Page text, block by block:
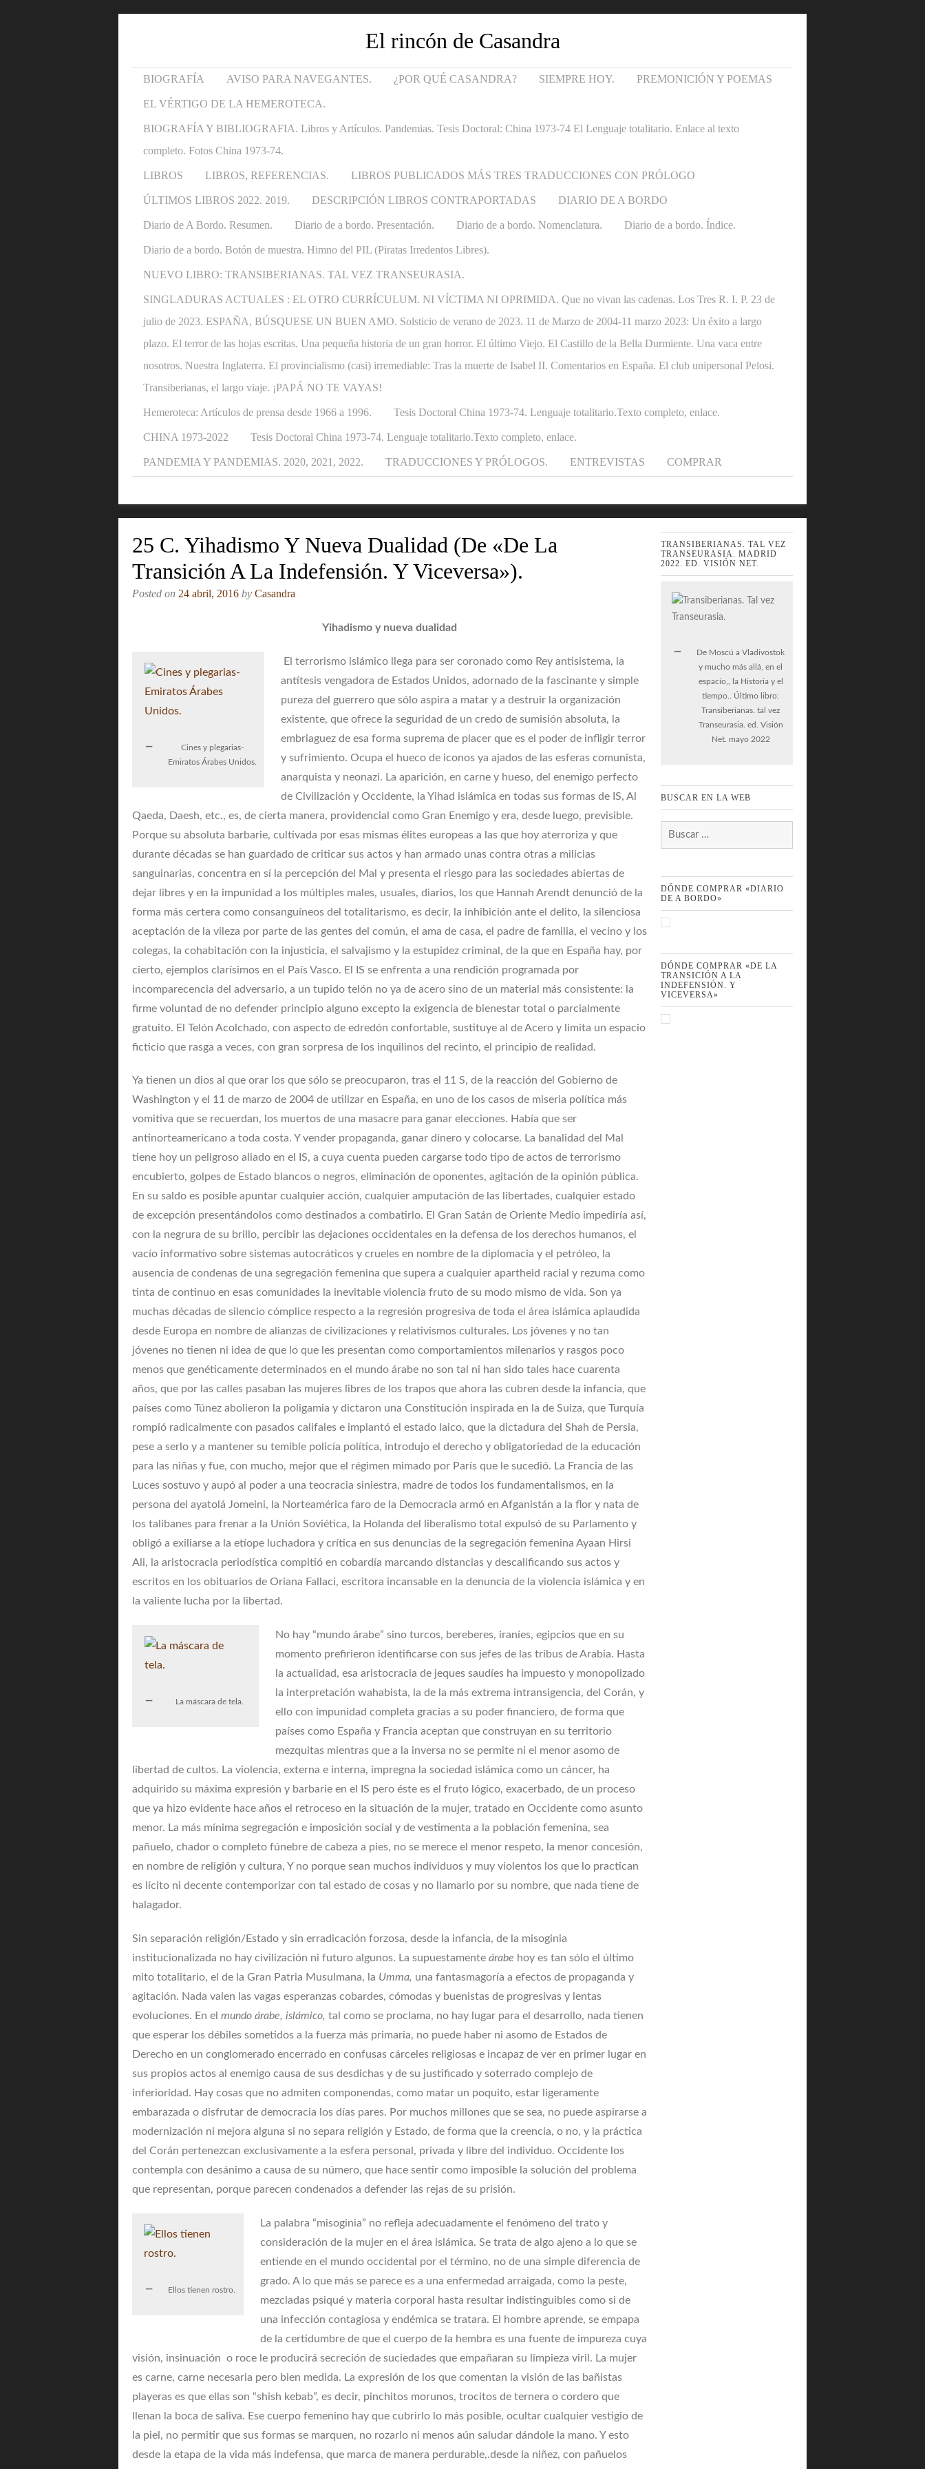
El rincón de Casandra
BIOGRAFÍA AVISO PARA NAVEGANTES. ¿POR QUÉ CASANDRA? SIEMPRE HOY. PREMONICIÓN Y POEMAS
EL VÉRTIGO DE LA HEMEROTECA.
BIOGRAFÍA Y BIBLIOGRAFIA. Libros y Artículos. Pandemias. Tesis Doctoral: China 1973-74 El Lenguaje totalitario. Enlace al texto
completo. Fotos China 1973-74.
LIBROS LIBROS, REFERENCIAS. LIBROS PUBLICADOS MÁS TRES TRADUCCIONES CON PRÓLOGO
ÚLTIMOS LIBROS 2022. 2019. DESCRIPCIÓN LIBROS CONTRAPORTADAS DIARIO DE A BORDO
Diario de A Bordo. Resumen. Diario de a bordo. Presentación. Diario de a bordo. Nomenclatura. Diario de a bordo. Índice.
Diario de a bordo. Botón de muestra. Himno del PIL (Piratas Irredentos Libres).
NUEVO LIBRO: TRANSIBERIANAS. TAL VEZ TRANSEURASIA.
SINGLADURAS ACTUALES : EL OTRO CURRÍCULUM. NI VÍCTIMA NI OPRIMIDA. Que no vivan las cadenas. Los Tres R. I. P. 23 de
julio de 2023. ESPAÑA, BÚSQUESE UN BUEN AMO. Solsticio de verano de 2023. 11 de Marzo de 2004-11 marzo 2023: Un éxito a largo
plazo. El terror de las hojas escritas. Una pequeña historia de un gran horror. El último Viejo. El Castillo de la Bella Durmiente. Una vaca entre
nosotros. Nuestra Inglaterra. El provincialismo (casi) irremediable: Tras la muerte de Isabel II. Comentarios en España. El club unipersonal Pelosi.
Transiberianas, el largo viaje. ¡PAPÁ NO TE VAYAS!
Hemeroteca: Artículos de prensa desde 1966 a 1996. Tesis Doctoral China 1973-74. Lenguaje totalitario.Texto completo, enlace.
CHINA 1973-2022 Tesis Doctoral China 1973-74. Lenguaje totalitario.Texto completo, enlace.
PANDEMIA Y PANDEMIAS. 2020, 2021, 2022. TRADUCCIONES Y PRÓLOGOS. ENTREVISTAS COMPRAR
25 C. Yihadismo Y Nueva Dualidad (de «De La
Transición A La Indefensión. Y Viceversa»).
Posted on 24 abril, 2016 by Casandra
Yihadismo y nueva dualidad
Cines y plegarias-
Emiratos Árabes Unidos.
El terrorismo islámico llega para ser coronado como Rey antisistema, la
antítesis vengadora de Estados Unidos, adornado de la fascinante y simple
pureza del guerrero que sólo aspira a matar y a destruir la organización
existente, que ofrece la seguridad de un credo de sumisión absoluta, la
embriaguez de esa forma suprema de placer que es el poder de infligir terror
y sufrimiento. Ocupa el hueco de iconos ya ajados de las esferas comunista,
anarquista y neonazi. La aparición, en carne y hueso, del enemigo perfecto
de Civilización y Occidente, la Yihad islámica en todas sus formas de IS, Al
Qaeda, Daesh, etc., es, de cierta manera, providencial como Gran Enemigo y era, desde luego, previsible.
Porque su absoluta barbarie, cultivada por esas mismas élites europeas a las que hoy aterroriza y que
durante décadas se han guardado de criticar sus actos y han armado unas contra otras a milicias
sanguinarias, concentra en sí la percepción del Mal y presenta el riesgo para las sociedades abiertas de
dejar libres y en la impunidad a los múltiples males, usuales, diarios, los que Hannah Arendt denunció de la
forma más certera como consanguíneos del totalitarismo, es decir, la inhibición ante el delito, la silenciosa
aceptación de la vileza por parte de las gentes del común, el ama de casa, el padre de familia, el vecino y los
colegas, la cohabitación con la injusticia, el salvajismo y la estupidez criminal, de la que en España hay, por
cierto, ejemplos clarísimos en el País Vasco. El IS se enfrenta a una rendición programada por
incomparecencia del adversario, a un tupido telón no ya de acero sino de un material más consistente: la
firme voluntad de no defender principio alguno excepto la exigencia de bienestar total o parcialmente
gratuito. El Telón Acolchado, con aspecto de edredón confortable, sustituye al de Acero y limita un espacio
ficticio que rasga a veces, con gran sorpresa de los inquilinos del recinto, el principio de realidad.
Ya tienen un dios al que orar los que sólo se preocuparon, tras el 11 S, de la reacción del Gobierno de
Washington y el 11 de marzo de 2004 de utilizar en España, en uno de los casos de miseria política más
vomitiva que se recuerdan, los muertos de una masacre para ganar elecciones. Había que ser
antinorteamericano a toda costa. Y vender propaganda, ganar dinero y colocarse. La banalidad del Mal
tiene hoy un peligroso aliado en el IS, a cuya cuenta pueden cargarse todo tipo de actos de terrorismo
encubierto, golpes de Estado blancos o negros, eliminación de oponentes, agitación de la opinión pública.
En su saldo es posible apuntar cualquier acción, cualquier amputación de las libertades, cualquier estado
de excepción presentándolos como destinados a combatirlo. El Gran Satán de Oriente Medio impediría así,
con la negrura de su brillo, percibir las dejaciones occidentales en la defensa de los derechos humanos, el
vacío informativo sobre sistemas autocráticos y crueles en nombre de la diplomacia y el petróleo, la
ausencia de condenas de una segregación femenina que supera a cualquier apartheid racial y rezuma como
tinta de continuo en esas comunidades la inevitable violencia fruto de su modo mismo de vida. Son ya
muchas décadas de silencio cómplice respecto a la regresión progresiva de toda el área islámica aplaudida
desde Europa en nombre de alianzas de civilizaciones y relativismos culturales. Los jóvenes y no tan
jóvenes no tienen ni idea de que lo que les presentan como comportamientos milenarios y rasgos poco
menos que genéticamente determinados en el mundo árabe no son tal ni han sido tales hace cuarenta
años, que por las calles pasaban las mujeres libres de los trapos que ahora las cubren desde la infancia, que
países como Túnez abolieron la poligamia y dictaron una Constitución inspirada en la de Suiza, que Turquía
rompió radicalmente con pasados califales e implantó el estado laico, que la dictadura del Shah de Persia,
pese a serlo y a mantener su temible policía política, introdujo el derecho y obligatoriedad de la educación
para las niñas y fue, con mucho, mejor que el régimen mimado por París que le sucedió. La Francia de las
Luces sostuvo y aupó al poder a una teocracia siniestra, madre de todos los fundamentalismos, en la
persona del ayatolá Jomeini, la Norteamérica faro de la Democracia armó en Afganistán a la flor y nata de
los talibanes para frenar a la Unión Soviética, la Holanda del liberalismo total expulsó de su Parlamento y
obligó a exiliarse a la etíope luchadora y crítica en sus denuncias de la segregación femenina Ayaan Hirsi
Ali, la aristocracia periodística compitió en cobardía marcando distancias y descalificando sus actos y
escritos en los obituarios de Oriana Fallaci, escritora incansable en la denuncia de la violencia islámica y en
la valiente lucha por la libertad.
La máscara de tela.
No hay “mundo árabe” sino turcos, bereberes, iraníes, egipcios que en su
momento prefirieron identificarse con sus jefes de las tribus de Arabia. Hasta
la actualidad, esa aristocracia de jeques saudíes ha impuesto y monopolizado
la interpretación wahabista, la de la más extrema intransigencia, del Corán, y
ello con impunidad completa gracias a su poder financiero, de forma que
países como España y Francia aceptan que construyan en su territorio
mezquitas mientras que a la inversa no se permite ni el menor asomo de
libertad de cultos. La violencia, externa e interna, impregna la sociedad islámica como un cáncer, ha
adquirido su máxima expresión y barbarie en el IS pero éste es el fruto lógico, exacerbado, de un proceso
que ya hizo evidente hace años el retroceso en la situación de la mujer, tratado en Occidente como asunto
menor. La más mínima segregación e imposición social y de vestimenta a la población femenina, sea
pañuelo, chador o completo fúnebre de cabeza a pies, no se merece el menor respeto, la menor concesión,
en nombre de religión y cultura, Y no porque sean muchos individuos y muy violentos los que lo practican
es lícito ni decente contemporizar con tal estado de cosas y no llamarlo por su nombre, que nada tiene de
halagador.
Sin separación religión/Estado y sin erradicación forzosa, desde la infancia, de la misoginia
institucionalizada no hay civilización ni futuro algunos. La supuestamente árabe hoy es tan sólo el último
mito totalitario, el de la Gran Patria Musulmana, la Umma, una fantasmagoría a efectos de propaganda y
agitación. Nada valen las vagas esperanzas cobardes, cómodas y buenistas de progresivas y lentas
evoluciones. En el mundo árabe, islámico, tal como se proclama, no hay lugar para el desarrollo, nada tienen
que esperar los débiles sometidos a la fuerza más primaria, no puede haber ni asomo de Estados de
Derecho en un conglomerado encerrado en confusas cárceles religiosas e incapaz de ver en primer lugar en
sus propios actos al enemigo causa de sus desdichas y de su justificado y soterrado complejo de
inferioridad. Hay cosas que no admiten componendas, como matar un poquito, estar ligeramente
embarazada o disfrutar de democracia los días pares. Por muchos millones que se sea, no puede aspirarse a
modernización ni mejora alguna si no separa religión y Estado, de forma que la creencia, o no, y la práctica
del Corán pertenezcan exclusivamente a la esfera personal, privada y libre del individuo. Occidente los
contempla con desánimo a causa de su número, que hace sentir como imposible la solución del problema
que representan, porque parecen condenados a defender las rejas de su prisión.
Ellos tienen rostro.
La palabra “misoginia” no refleja adecuadamente el fenómeno del trato y
consideración de la mujer en el área islámica. Se trata de algo ajeno a lo que se
entiende en el mundo occidental por el término, no de una simple diferencia de
grado. A lo que más se parece es a una enfermedad arraigada, como la peste,
mezcladas psiqué y materia corporal hasta resultar indistinguibles como si de
una infección contagiosa y endémica se tratara. El hombre aprende, se empapa
de la certidumbre de que el cuerpo de la hembra es una fuente de impureza cuya
visión, insinuación o roce le producirá secreción de suciedades que empañaran su limpieza viril. La mujer
es carne, carne necesaria pero bien medida. La expresión de los que comentan la visión de las bañistas
playeras es que ellas son “shish kebab”, es decir, pinchitos morunos, trocitos de ternera o cordero que
llenan la boca de saliva. Ese cuerpo femenino hay que cubrirlo lo más posible, ocultar cualquier vestigio de
la piel, no permitir que sus formas se marquen, no rozarlo ni menos aún saludar dándole la mano. Y esto
desde la etapa de la vida más indefensa, que marca de manera perdurable,.desde la niñez, con pañuelos
TRANSIBERIANAS. TAL VEZ
TRANSEURASIA. MADRID
2022. ED. VISIÓN NET.
De Moscú a Vladivostok
y mucho más allá, en el
espacio,, la Historia y el
tiempo.. Último libro:
Transiberianas. tal vez
Transeurasia. ed. Visión
Net. mayo 2022
BUSCAR EN LA WEB
Buscar:
DÓNDE COMPRAR «DIARIO
DE A BORDO»
DÓNDE COMPRAR «DE LA
TRANSICIÓN A LA
INDEFENSIÓN. Y
VICEVERSA»